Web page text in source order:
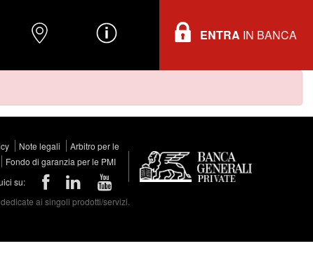
ENTRA IN BANCA
Note legali
Arbitro per le
Fondo di garanzia per le PMI
su:
ai singoli prodotti/servizi.